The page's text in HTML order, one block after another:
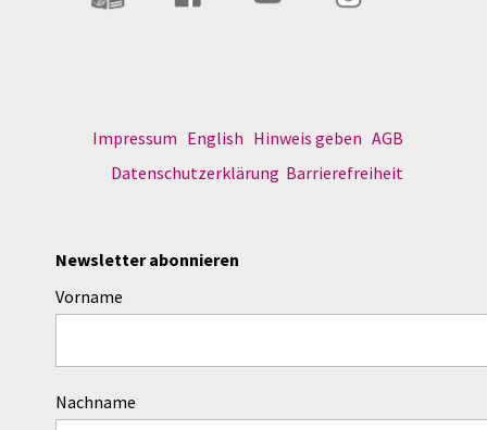
Impressum English Hinweis geben AGB
Datenschutzerklärung Barrierefreiheit
Newsletter abonnieren
Vorname
Nachname